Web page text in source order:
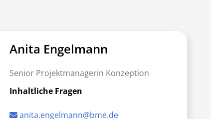
Anita Engelmann
Senior Projektmanagerin Konzeption
Inhaltliche Fragen
anita.engelmann@bme.de